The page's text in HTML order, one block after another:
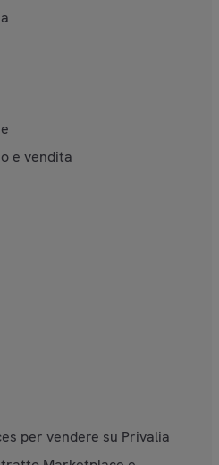
e vendita
per vendere su Privalia